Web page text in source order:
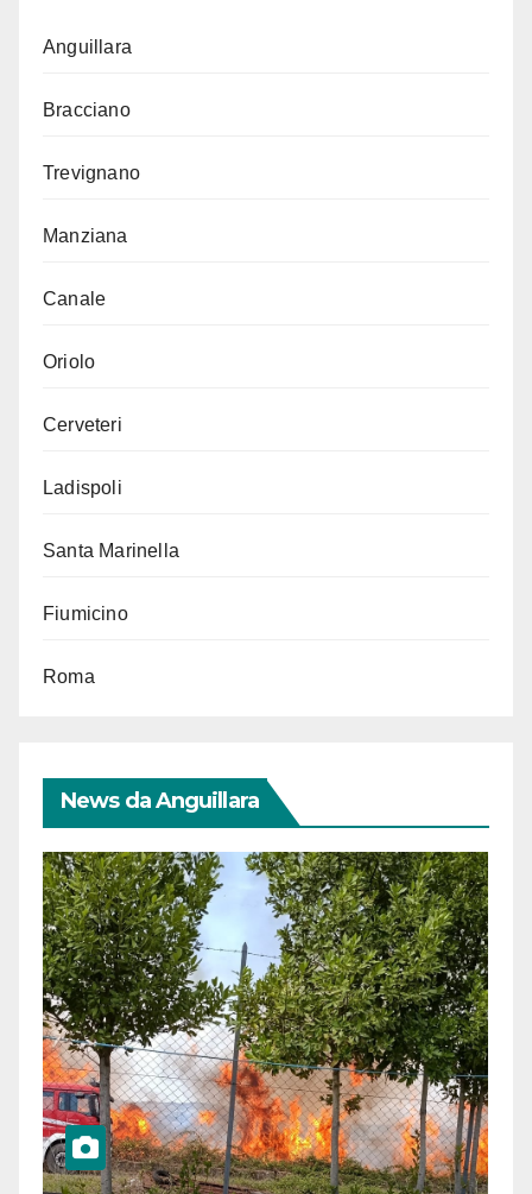
Anguillara
Bracciano
Trevignano
Manziana
Canale
Oriolo
Cerveteri
Ladispoli
Santa Marinella
Fiumicino
Roma
News da Anguillara